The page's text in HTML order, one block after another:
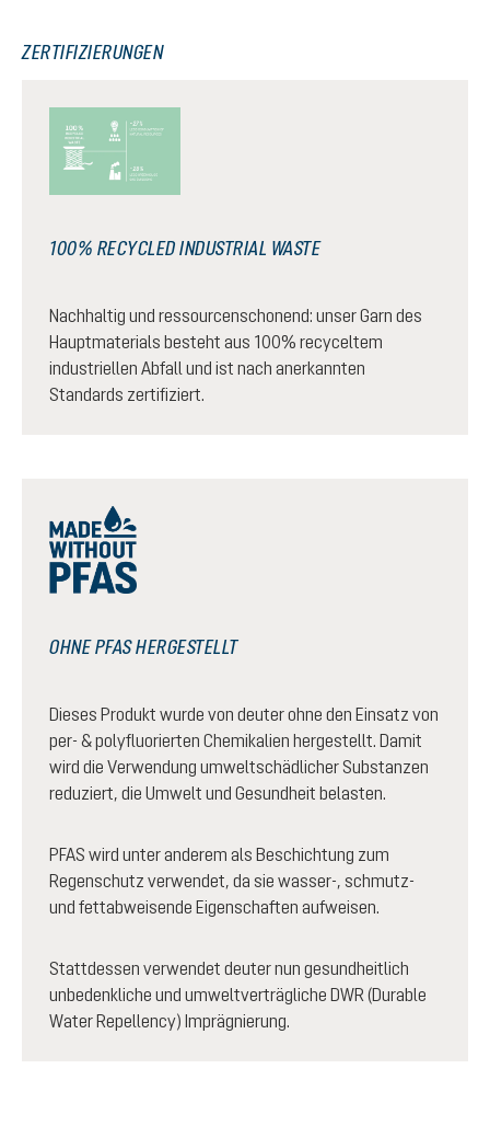
ZERTIFIZIERUNGEN
100% RECYCLED INDUSTRIAL WASTE
Nachhaltig und ressourcenschonend: unser Garn des
Hauptmaterials besteht aus 100% recyceltem
industriellen Abfall und ist nach anerkannten
Standards zertifiziert.
OHNE PFAS HERGESTELLT
Dieses Produkt wurde von deuter ohne den Einsatz von
per- & polyfluorierten Chemikalien hergestellt. Damit
wird die Verwendung umweltschädlicher Substanzen
reduziert, die Umwelt und Gesundheit belasten.
PFAS wird unter anderem als Beschichtung zum
Regenschutz verwendet, da sie wasser-, schmutz-
und fettabweisende Eigenschaften aufweisen.
Stattdessen verwendet deuter nun gesundheitlich
unbedenkliche und umweltverträgliche DWR (Durable
Water Repellency) Imprägnierung.